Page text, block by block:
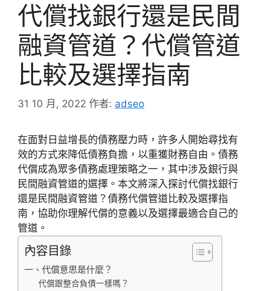
代償找銀行還是民間
融資管道？代償管道
比較及選擇指南
31 10 月, 2022 作者: adseo
在面對日益增長的債務壓力時，許多人開始尋找有
效的方式來降低債務負擔，以重獲財務自由。債務
代償成為眾多債務處理策略之一，其中涉及銀行與
民間融資管道的選擇。本文將深入探討代償找銀行
還是民間融資管道？債務代償管道比較及選擇指
南，協助你理解代償的意義以及選擇最適合自己的
管道。
內容目錄
一、代償意思是什麼？
代償跟整合負債一樣嗎？